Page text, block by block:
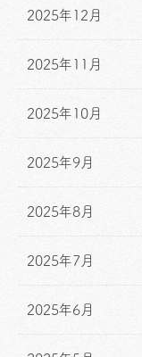
2025年12月
2025年11月
2025年10月
2025年9月
2025年8月
2025年7月
2025年6月